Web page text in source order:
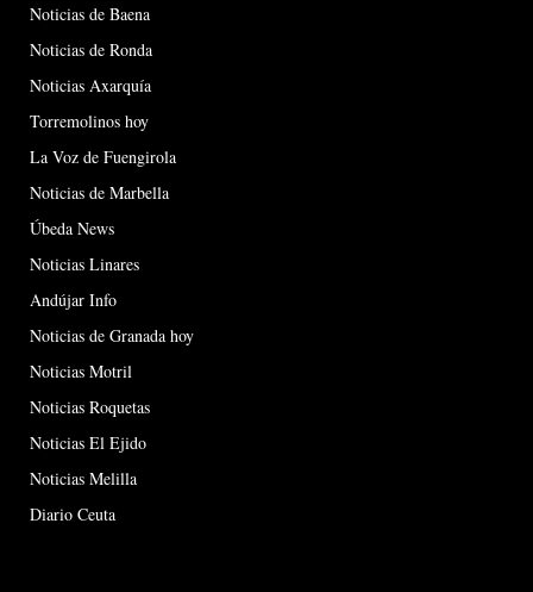
Noticias de Baena
Noticias de Ronda
Noticias Axarquía
Torremolinos hoy
La Voz de Fuengirola
Noticias de Marbella
Úbeda News
Noticias Linares
Andújar Info
Noticias de Granada hoy
Noticias Motril
Noticias Roquetas
Noticias El Ejido
Noticias Melilla
Diario Ceuta